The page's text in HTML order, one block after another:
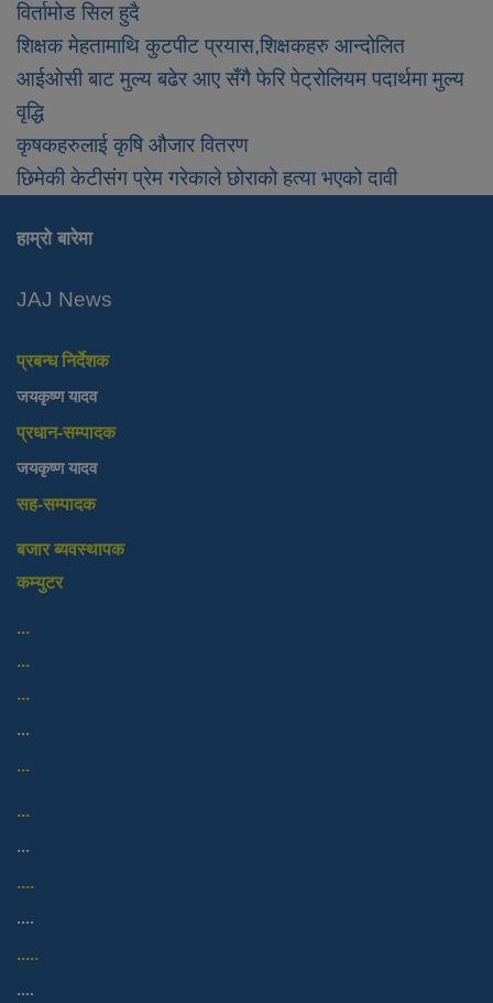
विर्तामोड सिल हुदै
शिक्षक मेहतामाथि कुटपीट प्रयास,शिक्षकहरु आन्दोलित
आईओसी बाट मुल्य बढेर आए सँगै फेरि पेट्रोलियम पदार्थमा मुल्य
वृद्धि
कृषकहरुलाई कृषि औजार वितरण
छिमेकी केटीसंग प्रेम गरेकाले छोराको हत्या भएको दावी
हाम्रो बारेमा
JAJ News
प्रबन्ध निर्देशक
जयकृष्ण यादव
प्रधान-सम्पादक
जयकृष्ण यादव
सह-सम्पादक
बजार ब्यवस्थापक
कम्युटर
...
...
...
...
...
...
...
....
....
.....
....